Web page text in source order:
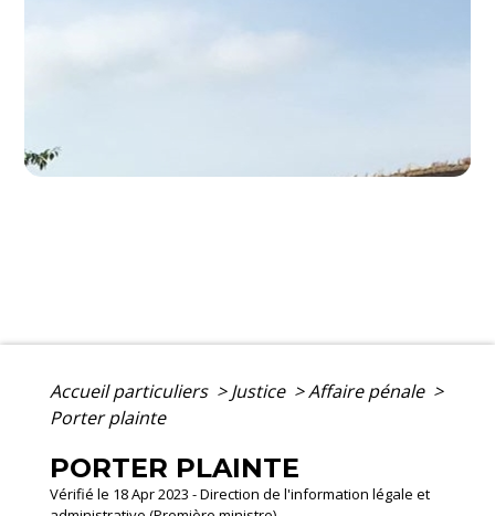
Accueil particuliers > Justice >Affaire pénale >
Porter plainte
PORTER PLAINTE
Vérifié le 18 Apr 2023 - Direction de l'information légale et